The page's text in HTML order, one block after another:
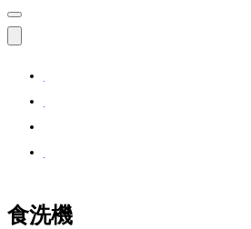
食洗機